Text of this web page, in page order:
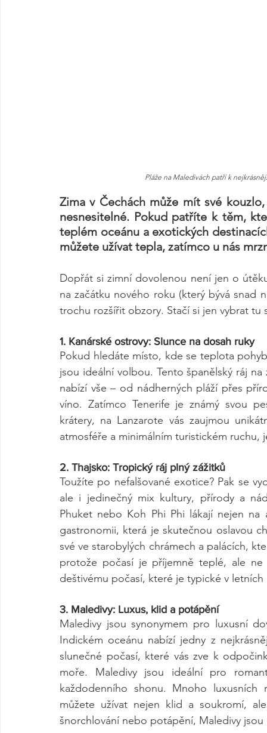
Pláže na Maledivách patří k
Zima v Čechách může mít své
nesnesitelné. Pokud patříte k těm,
teplém oceánu a exotických
můžete užívat tepla, zatímco u nás
Dopřát si zimní dovolenou není jen o
na začátku nového roku (který bývá snad
trochu rozšířit obzory. Stačí si jen vybrat tu
1. Kanárské ostrovy: Slunce na dosah ruky
Pokud hledáte místo, kde se teplota
jsou ideální volbou. Tento španělský ráj
nabízí vše – od nádherných pláží přes
víno. Zatímco Tenerife je známý svou
krátery, na Lanzarote vás zaujmou
atmosféře a minimálním turistickém ruchu,
2. Thajsko: Tropický ráj plný zážitků
Toužíte po nefalšované exotice? Pak se
ale i jedinečný mix kultury, přírody a
Phuket nebo Koh Phi Phi lákají nejen
gastronomii, která je skutečnou oslavou
své ve starobylých chrámech a palácích,
protože počasí je příjemně teplé, ale
deštivému počasí, které je typické v letních
3. Maledivy: Luxus, klid a potápění
Maledivy jsou synonymem pro luxusní
Indickém oceánu nabízí jedny z
slunečné počasí, které vás zve k
moře. Maledivy jsou ideální pro
každodenního shonu. Mnoho
můžete užívat nejen klid a soukromí,
šnorchlování nebo potápění, Maledivy